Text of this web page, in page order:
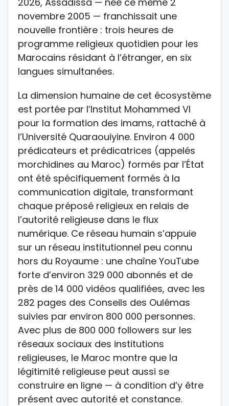
novembre 2005 — franchissait une
nouvelle frontière : trois heures de
programme religieux quotidien pour les
Marocains résidant à l’étranger, en six
langues simultanées.
La dimension humaine de cet écosystème
est portée par l’Institut Mohammed VI
pour la formation des imams, rattaché à
l’Université Quaraouiyine. Environ 4 000
prédicateurs et prédicatrices (appelés
morchidines au Maroc) formés par l’État
ont été spécifiquement formés à la
communication digitale, transformant
chaque préposé religieux en relais de
l’autorité religieuse dans le flux
numérique. Ce réseau humain s’appuie
sur un réseau institutionnel peu connu
hors du Royaume : une chaîne YouTube
forte d’environ 329 000 abonnés et de
près de 14 000 vidéos qualifiées, avec les
282 pages des Conseils des Oulémas
suivies par environ 800 000 personnes.
Avec plus de 800 000 followers sur les
réseaux sociaux des institutions
religieuses, le Maroc montre que la
légitimité religieuse peut aussi se
construire en ligne — à condition d’y être
présent avec autorité et constance.